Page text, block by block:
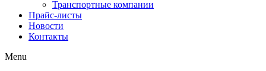
Транспортные компании
Прайс-листы
Новости
Контакты
Menu